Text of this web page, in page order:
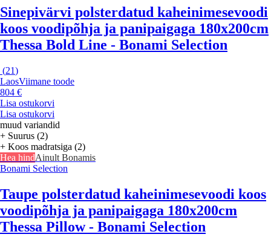
Sinepivärvi polsterdatud kaheinimesevoodi
koos voodipõhja ja panipaigaga 180x200cm
Thessa Bold Line - Bonami Selection
(21)
LaosViimane toode
804 €
Lisa ostukorvi
Lisa ostukorvi
muud variandid
+ Suurus (2)
+ Koos madratsiga (2)
Hea hindAinult Bonamis
Bonami Selection
Taupe polsterdatud kaheinimesevoodi koos
voodipõhja ja panipaigaga 180x200cm
Thessa Pillow - Bonami Selection